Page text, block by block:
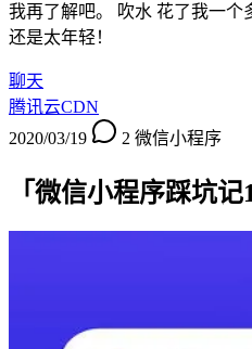
我再了解吧。 吹水 花了我一
还是太年轻！
聊天
腾讯云CDN
2020/03/19
2 微信小程序
「微信小程序踩坑